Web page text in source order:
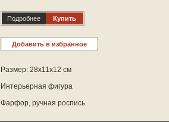
Подробнее Купить
Добавить в избранное
Размер: 28х11х12 см
Интерьерная фигура
Фарфор, ручная роспись